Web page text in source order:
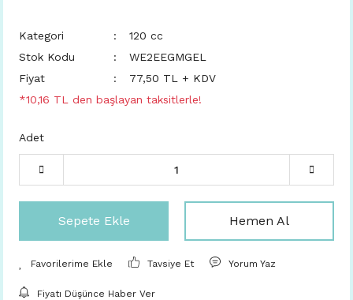
Kategori
120 cc
Stok Kodu
WE2EEGMGEL
Fiyat
77,50 TL + KDV
*10,16 TL den başlayan taksitlerle!
Adet
Sepete Ekle Hemen Al
Tavsiye Et Yorum Yaz
Fiyatı Düşünce Haber Ver